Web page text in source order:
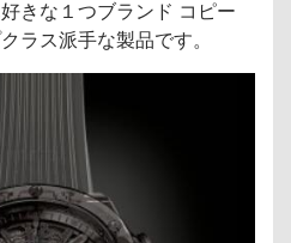
きな１つブランド コピー
ラス派手な製品です。